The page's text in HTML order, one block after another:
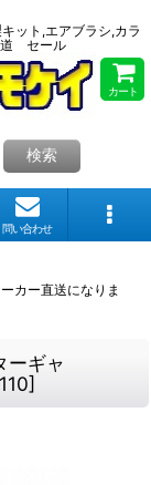
ット,エアブラシ,カラ
道 セール
カート
検索
問い合わせ
カー直送になりま
ーギャ
]